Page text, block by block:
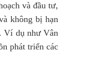
và đầu tư,
không bị hạn
Ví dụ như Vân
phát triển các